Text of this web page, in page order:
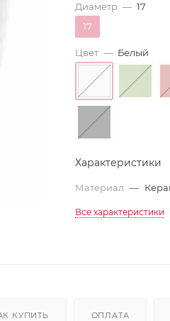
Диаметр — 17
17
Цвет — Белый
Характеристики
Материал —
Все характеристики
КУПИТЬ ОПЛАТА